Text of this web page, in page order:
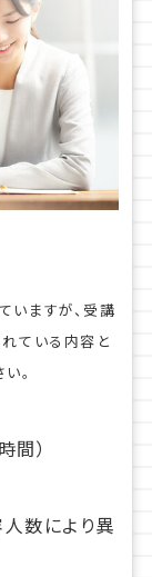
いますが、受講
ている内容と
。
）
数により異